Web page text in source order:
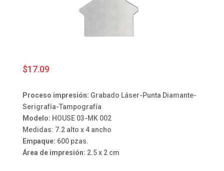
$17.09
Proceso impresión: Grabado Láser-Punta Diamante-
Serigrafía-Tampografía
Modelo: HOUSE 03-MK 002
Medidas: 7.2 alto x 4 ancho
Empaque: 600 pzas.
Área de impresión: 2.5 x 2 cm